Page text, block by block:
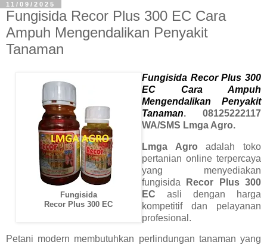
11/09/2025
Fungisida Recor Plus 300 EC Cara
Ampuh Mengendalikan Penyakit
Tanaman
Fungisida
Recor Plus 300 EC
Fungisida Recor Plus 300
EC Cara Ampuh
Mengendalikan Penyakit
Tanaman. 08125222117
WA/SMS Lmga Agro.
Lmga Agroadalah toko
pertanian online terpercaya
yang menyediakan
fungisida
Recor Plus 300
EC asli dengan harga
kompetitif dan pelayanan
profesional.
Petani modern membutuhkan perlindungan tanaman yang